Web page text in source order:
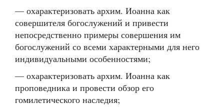
— охарактеризовать архим. Иоанна как
совершителя богослужений и привести
непосредственно примеры совершения им
богослужений со всеми характерными для него
индивидуальными особенностями;
— охарактеризовать архим. Иоанна как
проповедника и провести обзор его
гомилетического наследия;